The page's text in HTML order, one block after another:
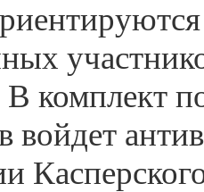
В комплект
войдет